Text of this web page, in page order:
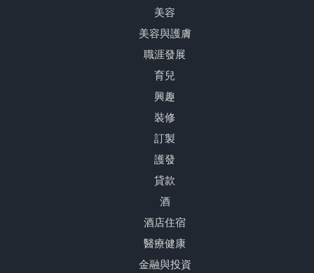
美容
美容與護膚
職涯發展
育兒
興趣
裝修
訂製
護發
貸款
酒
酒店住宿
醫療健康
金融與投資